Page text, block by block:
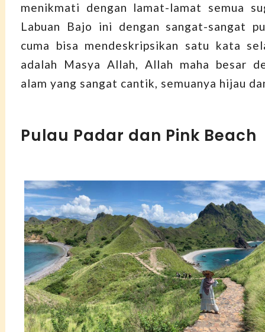
menikmati dengan lamat-lamat semua
Labuan Bajo ini dengan sangat-sangat
cuma bisa mendeskripsikan satu kata
adalah Masya Allah, Allah maha besar
alam yang sangat cantik, semuanya hijau
Pulau Padar dan Pink Beach